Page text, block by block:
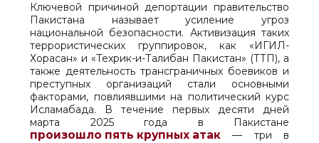
Ключевой причиной депортации правительство
Пакистана называет усиление угроз
национальной безопасности. Активизация таких
террористических группировок, как «ИГИЛ-
Хорасан» и «Техрик-и-Талибан Пакистан» (ТТП), а
также деятельность трансграничных боевиков и
преступных организаций стали основными
факторами, повлиявшими на политический курс
Исламабада. В течение первых десяти дней
марта 2025 года в Пакистане
произошло пять крупных атак — три в